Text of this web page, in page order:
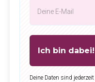
Ich bin dabei!
Deine Daten sind